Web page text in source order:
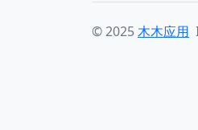
© 2025木木应用